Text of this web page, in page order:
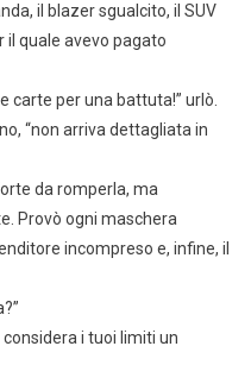
il blazer sgualcito, il SUV
quale avevo pagato
carte per una battuta!” urlò.
“non arriva dettagliata in
da romperla, ma
Provò ogni maschera
incompreso e, infine, il
i tuoi limiti un